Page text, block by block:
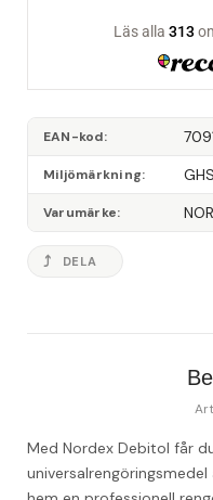
EAN-kod
Miljömärkning
Varumärke
DELA
Med Nordex Debitol får